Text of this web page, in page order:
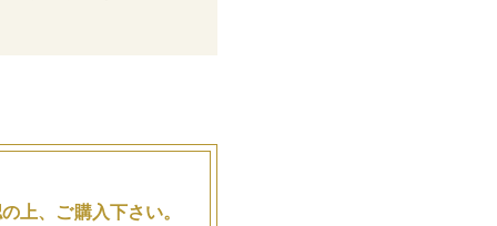
上、ご購入下さい。